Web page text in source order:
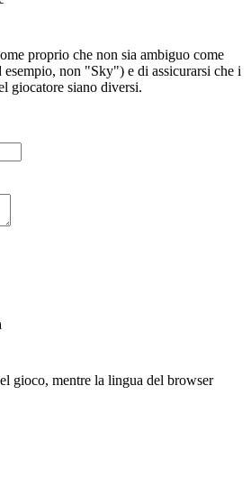
proprio che non sia ambiguo come
esempio, non "Sky") e di assicurarsi che i
giocatore siano diversi.
gioco, mentre la lingua del browser